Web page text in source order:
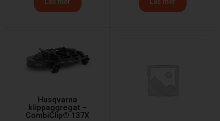
Läs mer Läs mer
Husqvarna
klippaggregat –
CombiClip® 137X